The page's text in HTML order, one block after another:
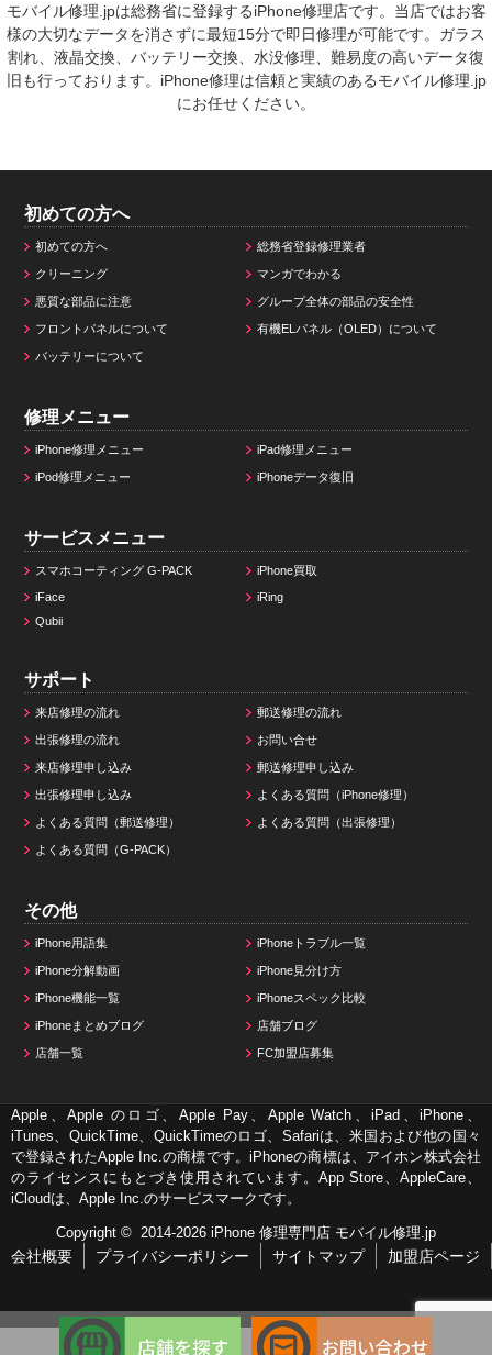
モバイル修理.jpは総務省に登録するiPhone修理店です。当店ではお客
様の大切なデータを消さずに最短15分で即日修理が可能です。ガラス
割れ、液晶交換、バッテリー交換、水没修理、難易度の高いデータ復
旧も行っております。iPhone修理は信頼と実績のあるモバイル修理.jp
にお任せください。
初めての方へ
初めての方へ 総務省登録修理業者
クリーニング マンガでわかる
悪質な部品に注意 グループ全体の部品の安全性
フロントパネルについて 有機ELパネル（OLED）について
バッテリーについて
修理メニュー
iPhone修理メニュー iPad修理メニュー
iPod修理メニュー iPhoneデータ復旧
サービスメニュー
スマホコーティング G-PACK
iPhone買取
iFace
iRing
Qubii
サポート
来店修理の流れ 郵送修理の流れ
出張修理の流れ お問い合せ
来店修理申し込み 郵送修理申し込み
出張修理申し込み よくある質問（iPhone修理）
よくある質問（郵送修理） よくある質問（出張修理）
よくある質問（G-PACK）
その他
iPhone用語集 iPhoneトラブル一覧
iPhone分解動画 iPhone見分け方
iPhone機能一覧 iPhoneスペック比較
iPhoneまとめブログ 店舗ブログ
店舗一覧 FC加盟店募集
Apple、Apple のロゴ、Apple Pay、Apple Watch、iPad、iPhone、
iTunes、QuickTime、QuickTimeのロゴ、Safariは、米国および他の国々
で登録されたApple Inc.の商標です。iPhoneの商標は、アイホン株式会社
のライセンスにもとづき使用されています。App Store、AppleCare、
iCloudは、Apple Inc.のサービスマークです。
Copyright © 2014-2026 iPhone 修理専門店 モバイル修理.jp
会社概要 プライバシーポリシー サイトマップ 加盟店ページ